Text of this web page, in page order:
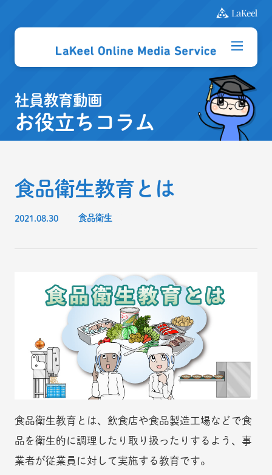
社員教育動画
お役立ちコラム
食品衛生教育とは
2021.08.30 食品衛生
食品衛生教育とは、飲食店や食品製造工場などで食
品を衛生的に調理したり取り扱ったりするよう、事
業者が従業員に対して実施する教育です。